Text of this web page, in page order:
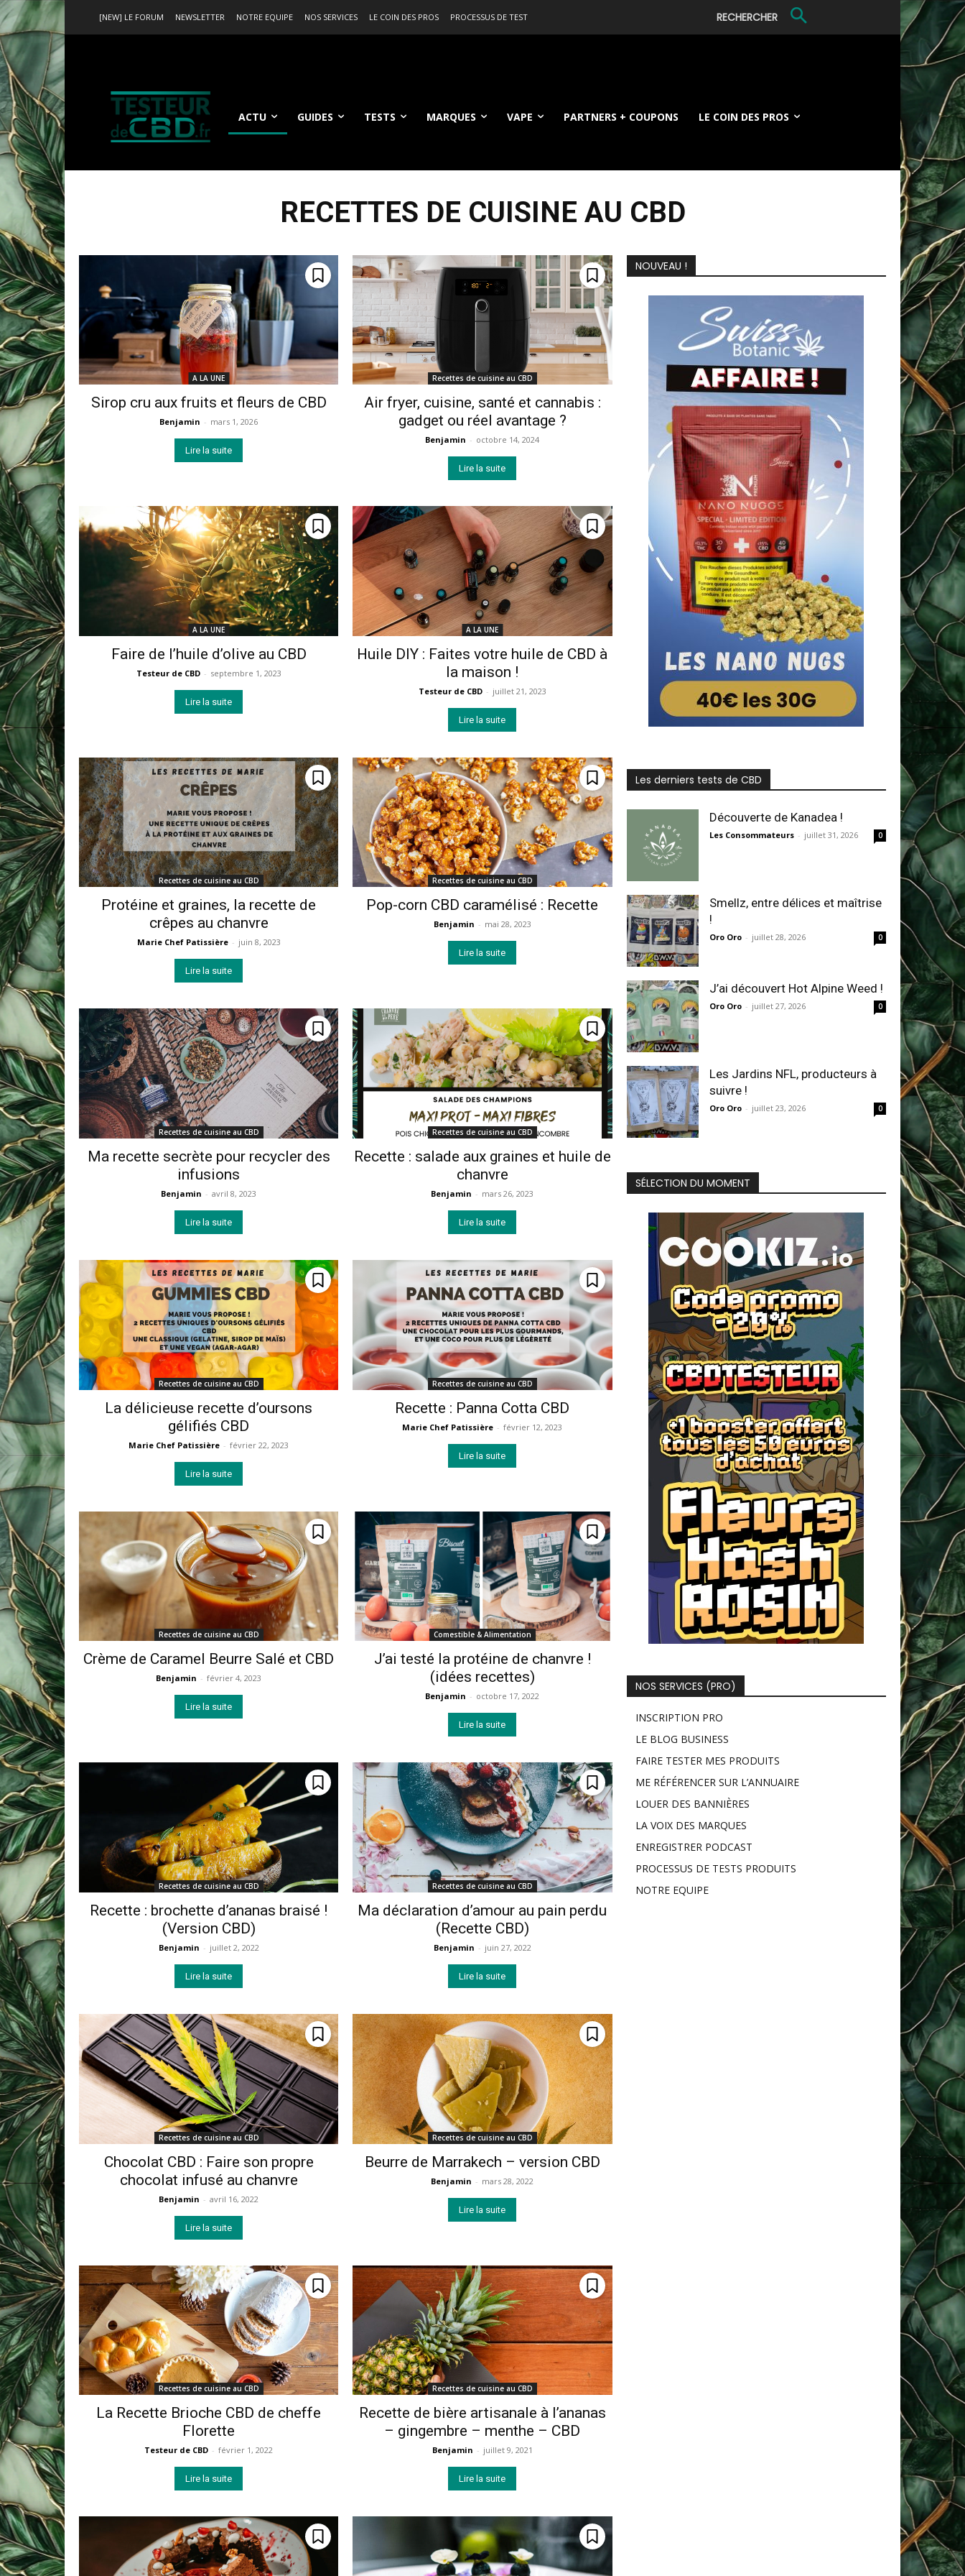
[NEW] LE FORUM NEWSLETTER NOTRE EQUIPE NOS SERVICES LE COIN DES PROS PROCESSUS DE TEST RECHERCHER
ACTU GUIDES TESTS MARQUES VAPE PARTNERS + COUPONS LE COIN DES PROS
RECETTES DE CUISINE AU CBD
A LA UNE
Sirop cru aux fruits et fleurs de CBD
Benjamin - mars 1, 2026
Lire la suite
Recettes de cuisine au CBD
Air fryer, cuisine, santé et cannabis :
gadget ou réel avantage ?
Benjamin - octobre 14, 2024
Lire la suite
A LA UNE
Faire de l’huile d’olive au CBD
Testeur de CBD - septembre 1, 2023
Lire la suite
A LA UNE
Huile DIY : Faites votre huile de CBD à
la maison !
Testeur de CBD - juillet 21, 2023
Lire la suite
Recettes de cuisine au CBD
Protéine et graines, la recette de
crêpes au chanvre
Marie Chef Patissière - juin 8, 2023
Lire la suite
Recettes de cuisine au CBD
Pop-corn CBD caramélisé : Recette
Benjamin - mai 28, 2023
Lire la suite
Recettes de cuisine au CBD
Ma recette secrète pour recycler des
infusions
Benjamin - avril 8, 2023
Lire la suite
Recettes de cuisine au CBD
Recette : salade aux graines et huile de
chanvre
Benjamin - mars 26, 2023
Lire la suite
Recettes de cuisine au CBD
La délicieuse recette d’oursons
gélifiés CBD
Marie Chef Patissière - février 22, 2023
Lire la suite
Recettes de cuisine au CBD
Recette : Panna Cotta CBD
Marie Chef Patissière - février 12, 2023
Lire la suite
Recettes de cuisine au CBD
Crème de Caramel Beurre Salé et CBD
Benjamin - février 4, 2023
Lire la suite
Comestible & Alimentation
J’ai testé la protéine de chanvre !
(idées recettes)
Benjamin - octobre 17, 2022
Lire la suite
Recettes de cuisine au CBD
Recette : brochette d’ananas braisé !
(Version CBD)
Benjamin - juillet 2, 2022
Lire la suite
Recettes de cuisine au CBD
Ma déclaration d’amour au pain perdu
(Recette CBD)
Benjamin - juin 27, 2022
Lire la suite
Recettes de cuisine au CBD
Chocolat CBD : Faire son propre
chocolat infusé au chanvre
Benjamin - avril 16, 2022
Lire la suite
Recettes de cuisine au CBD
Beurre de Marrakech – version CBD
Benjamin - mars 28, 2022
Lire la suite
Recettes de cuisine au CBD
La Recette Brioche CBD de cheffe
Florette
Testeur de CBD - février 1, 2022
Lire la suite
Recettes de cuisine au CBD
Recette de bière artisanale à l’ananas
– gingembre – menthe – CBD
Benjamin - juillet 9, 2021
Lire la suite
NOUVEAU !
Les derniers tests de CBD
Découverte de Kanadea !
Les Consommateurs - juillet 31, 2026 0
Smellz, entre délices et maîtrise
!
Oro Oro - juillet 28, 2026 0
J’ai découvert Hot Alpine Weed !
Oro Oro - juillet 27, 2026 0
Les Jardins NFL, producteurs à
suivre !
Oro Oro - juillet 23, 2026 0
SÉLECTION DU MOMENT
NOS SERVICES (PRO)
INSCRIPTION PRO
LE BLOG BUSINESS
FAIRE TESTER MES PRODUITS
ME RÉFÉRENCER SUR L’ANNUAIRE
LOUER DES BANNIÈRES
LA VOIX DES MARQUES
ENREGISTRER PODCAST
PROCESSUS DE TESTS PRODUITS
NOTRE EQUIPE